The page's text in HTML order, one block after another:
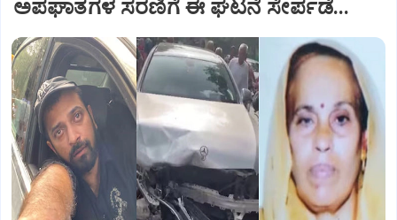
ಅಪಘಾತಗಳ ಸರಣಿಗೆ ಈ ಘಟನೆ ಸೇರ್ಪಡೆ...